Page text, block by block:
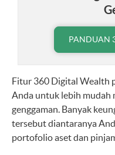
PANDUAN
Fitur 360 Digital Wealth
Anda untuk lebih mudah
genggaman. Banyak
tersebut diantaranya
portofolio aset dan